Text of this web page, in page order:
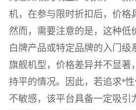
机，在参与限时折扣后，价格
然而，需要注意的是，这种低
白牌产品或特定品牌的入门级
旗舰机型，价格差异并不显著
持平的情况。因此，若追求*
不敏感，该平台具备一定吸引